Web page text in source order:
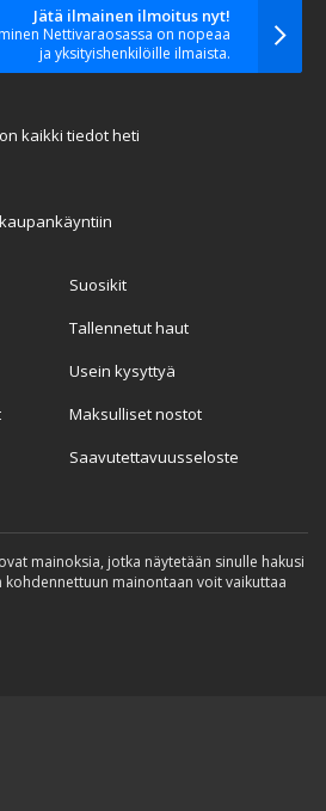
Jätä ilmainen ilmoitus nyt!
Nettivaraosassa on nopeaa
ja yksityishenkilöille ilmaista.
kaikki tiedot heti
Suosikit
Tallennetut haut
Usein kysyttyä
Maksulliset nostot
Saavutettavuusseloste
mainoksia, jotka näytetään sinulle hakusi
kohdennettuun mainontaan voit vaikuttaa